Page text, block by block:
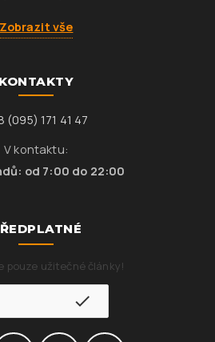
Zobrazit vše
KONTAKTY
(095) 171 41 47
V kontaktu:
od 7:00 do 22:00
pouze užitečné články!